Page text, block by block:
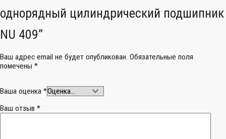
однорядный цилиндрический подшипник
NU 409”
Ваш адрес email не будет опубликован. Обязательные поля
помечены *
Ваша оценка *
Ваш отзыв *